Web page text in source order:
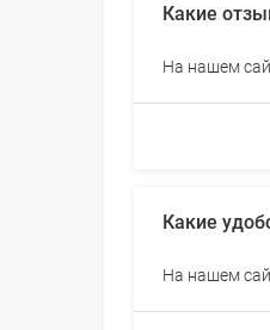
Какие
На нашем
Какие
На нашем